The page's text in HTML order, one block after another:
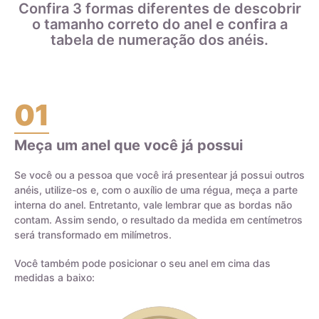
metais que compõem a liga.
Ao escolher joias de ouro, é importante entender a diferença
entre o ouro puro e a liga de ouro, bem como o teor do ouro
Certificado de Qualidade AMAGOLD
Confira 3 formas diferentes de descobrir
o tamanho correto do anel e confira a
tabela de numeração dos anéis.
01
Meça um anel que você já possui
Se você ou a pessoa que você irá presentear já possui outros
anéis, utilize-os e, com o auxílio de uma régua, meça a parte
interna do anel. Entretanto, vale lembrar que as bordas não
contam. Assim sendo, o resultado da medida em centímetros
será transformado em milímetros.
Você também pode posicionar o seu anel em cima das
medidas a baixo: